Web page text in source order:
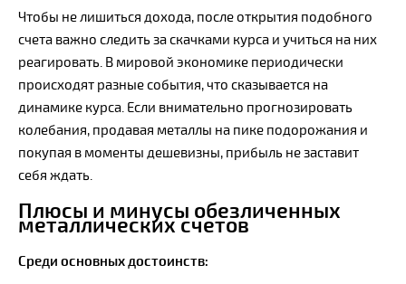
Чтобы не лишиться дохода, после открытия подобного
счета важно следить за скачками курса и учиться на них
реагировать. В мировой экономике периодически
происходят разные события, что сказывается на
динамике курса. Если внимательно прогнозировать
колебания, продавая металлы на пике подорожания и
покупая в моменты дешевизны, прибыль не заставит
себя ждать.
Плюсы и минусы обезличенных
металлических счетов
Среди основных достоинств: